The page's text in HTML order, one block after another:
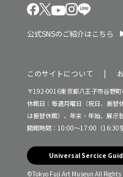
公式SNSのご紹介はこちら
このサイトについて
〒192-0016東京都八王子市谷野
休館日：毎週月曜日（祝日、振替
は振替休館）、年末・年始、展示
開館時間：10:00～17:00（16:30
Universal Sercice
©Tokyo Fuji Art Museun All Rights